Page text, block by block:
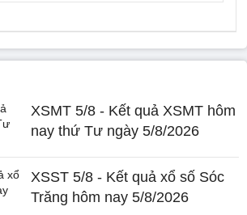
XSMT 5/8 - Kết quả XSMT hôm
nay thứ Tư ngày 5/8/2026
XSST 5/8 - Kết quả xổ số Sóc
Trăng hôm nay 5/8/2026